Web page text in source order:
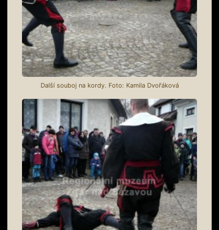
Další souboj na kordy. Foto: Kamila Dvořáková